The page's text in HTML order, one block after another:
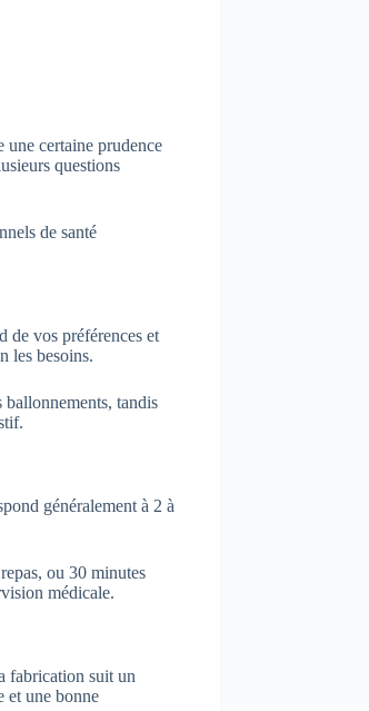
une certaine prudence
questions
de santé
de vos préférences et
les besoins.
tandis
généralement à 2 à
ou 30 minutes
médicale.
fabrication suit un
et une bonne